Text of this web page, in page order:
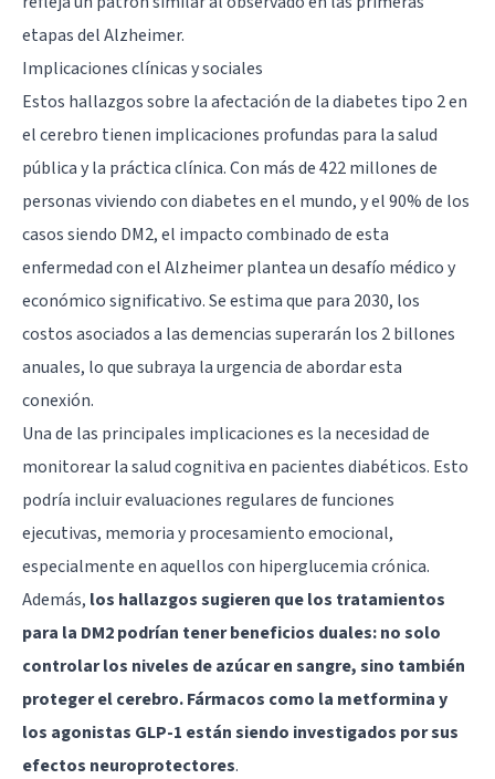
etapas del Alzheimer.
Implicaciones clínicas y sociales
Estos hallazgos sobre la afectación de la diabetes tipo 2 en
el cerebro tienen implicaciones profundas para la salud
pública y la práctica clínica. Con más de 422 millones de
personas viviendo con diabetes en el mundo, y el 90% de los
casos siendo DM2, el impacto combinado de esta
enfermedad con el Alzheimer plantea un desafío médico y
económico significativo. Se estima que para 2030, los
costos asociados a las demencias superarán los 2 billones
anuales, lo que subraya la urgencia de abordar esta
conexión.
Una de las principales implicaciones es la necesidad de
monitorear la salud cognitiva en pacientes diabéticos. Esto
podría incluir evaluaciones regulares de funciones
ejecutivas, memoria y procesamiento emocional,
especialmente en aquellos con hiperglucemia crónica.
Además, los hallazgos sugieren que los tratamientos
para la DM2 podrían tener beneficios duales: no solo
controlar los niveles de azúcar en sangre, sino también
proteger el cerebro. Fármacos como la metformina y
los agonistas GLP-1 están siendo investigados por sus
efectos neuroprotectores.